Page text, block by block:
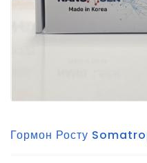
Гормон Росту